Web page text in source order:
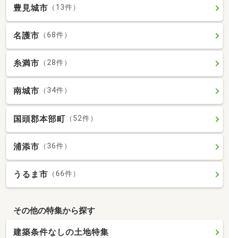
豊見城市 （13件）
名護市 （68件）
糸満市 （28件）
南城市 （34件）
国頭郡本部町 （52件）
浦添市 （36件）
うるま市 （66件）
その他の特集から探す
建築条件なしの土地特集